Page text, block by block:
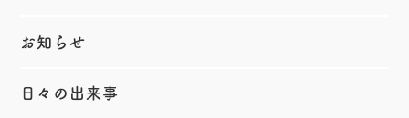
お知らせ
日々の出来事